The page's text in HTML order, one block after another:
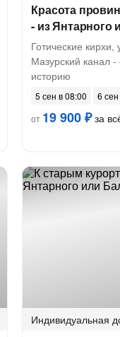
Красота
- из Янтарного
Готические
Мазурский канал -
историю
5 сен в 08:00
6
от 19 900 ₽за
Индивидуальная